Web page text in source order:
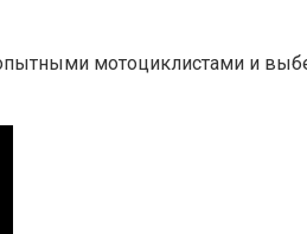
мотоциклистами и